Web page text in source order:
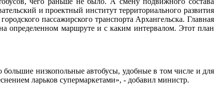
и проектный институт территориального развития
пассажирского транспорта Архангельска. Главная
определенном маршруте и с каким интервалом. Этот план
низкопольные автобусы, удобные в том числе и для
ларьков супермаркетами», - добавил министр.